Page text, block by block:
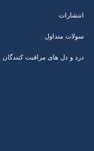
انتشارات
سولات متداول
درد و دل های مراقبت کنندگان